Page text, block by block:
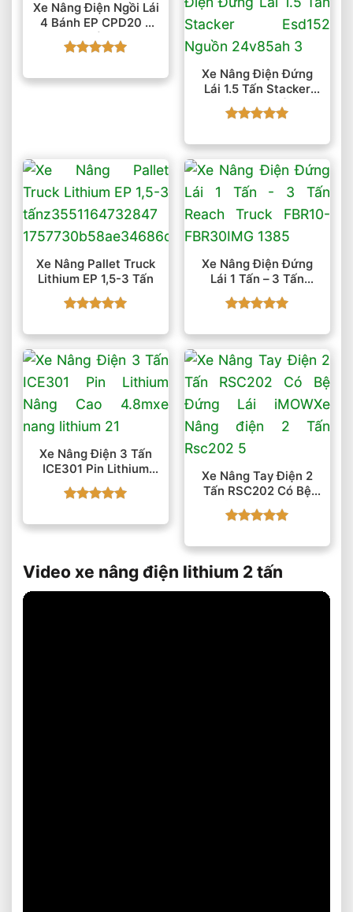
Xe Nâng Điện Ngồi Lái
4 Bánh EP CPD20 2
Tấn
hạng55
Xe Nâng Điện Đứng
Lái 1.5 Tấn Stacker
ESD152 Nguồn
24V/85Ah
hạng55
Xe Nâng Pallet Truck
Lithium EP 1,5-3 Tấn
hạng55
Xe Nâng Điện Đứng
Lái 1 Tấn – 3 Tấn
Reach Truck FBR10-
FBR30
hạng55
Xe Nâng Điện 3 Tấn
ICE301 Pin Lithium
Nâng Cao 4.8m
hạng55
Xe Nâng Tay Điện 2
Tấn RSC202 Có Bệ
Đứng Lái IMOW
hạng55
Video xe nâng điện lithium 2 tấn